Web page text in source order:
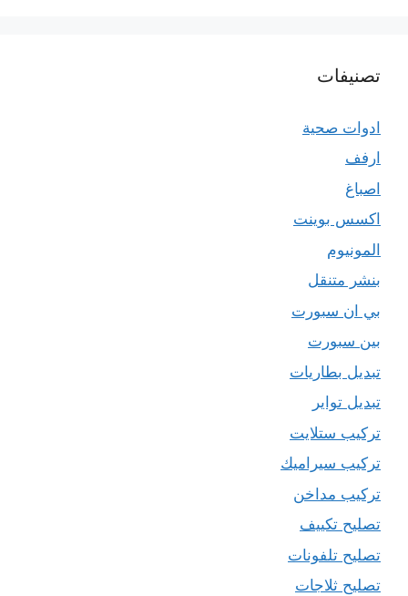
تصنيفات
ادوات صحية
ارفف
اصباغ
اكسس بوينت
المونيوم
بنشر متنقل
بي ان سبورت
بين سبورت
تبديل بطاريات
تبديل تواير
تركيب ستلايت
تركيب سيراميك
تركيب مداخن
تصليح تكييف
تصليح تلفونات
تصليح ثلاجات